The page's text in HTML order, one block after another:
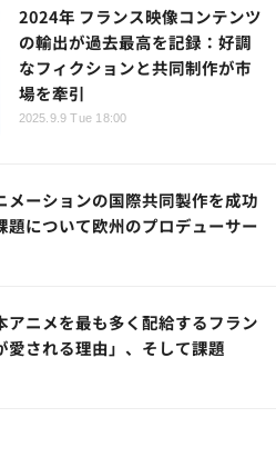
2024年 フランス映像コンテンツ
の輸出が過去最高を記録：好調
なフィクションと共同制作が市
場を牽引
2025.9.9 Tue 18:00
メーションの国際共同製作を成功
題について欧州のプロデューサー
アニメを最も多く配給するフラン
される理由」、そして課題